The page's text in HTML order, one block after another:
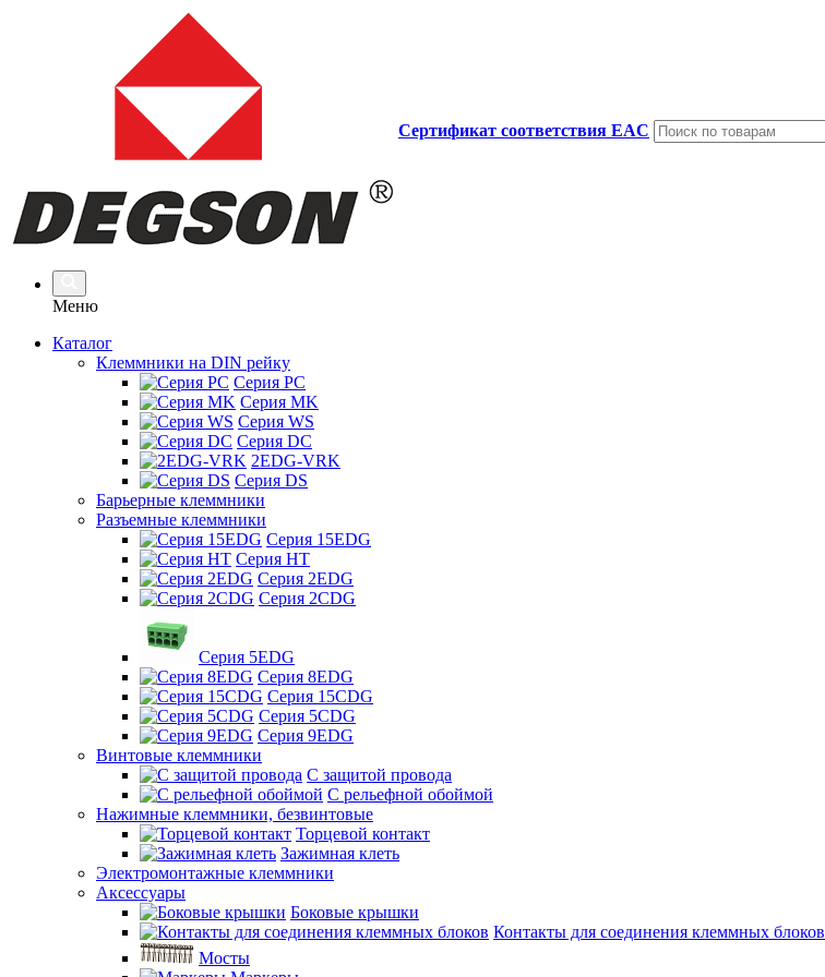
Сертификат соответствия EAC
Меню
Каталог
Клеммники на DIN рейку
Серия PC
Серия MK
Серия WS
Серия DC
2EDG-VRK
Серия DS
Барьерные клеммники
Разъемные клеммники
Серия 15EDG
Серия HT
Серия 2EDG
Серия 2CDG
Серия 5EDG
Серия 8EDG
Серия 15CDG
Серия 5CDG
Серия 9EDG
Винтовые клеммники
С защитой провода
C рельефной обоймой
Нажимные клеммники, безвинтовые
Торцевой контакт
Зажимная клеть
Электромонтажные клеммники
Аксессуары
Боковые крышки
Контакты для соединения клеммных блоков
Мосты